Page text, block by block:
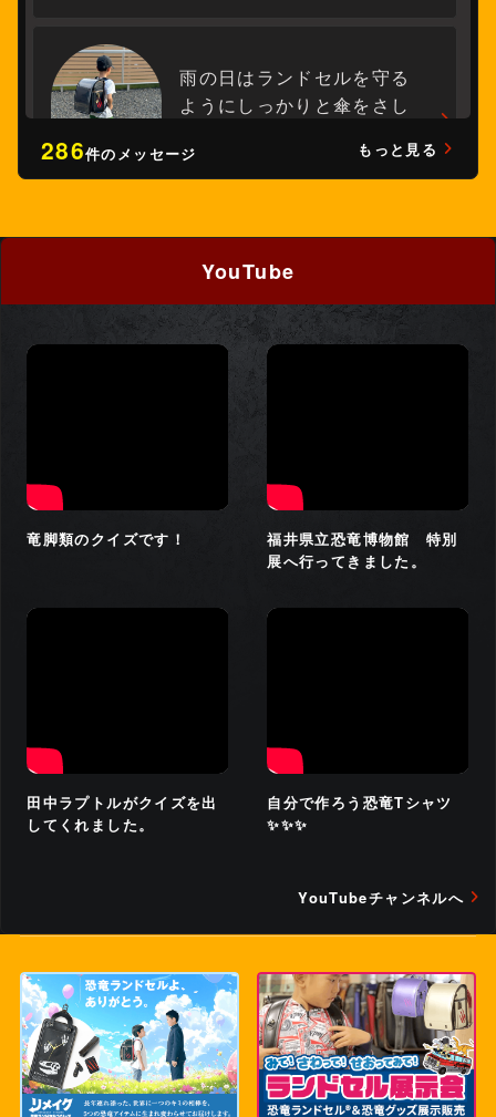
雨の日はランドセルを守る
ようにしっかりと傘をさし
ってくれているようです
せて学校行かなきゃ♪ と、
よく言っています。オーロ
ラが心を掴んで離さないみ
細部まで恐竜好きな息子が
足です
キラプトルの鋲が表に出る
のを楽しみにしています
い立たせてます
不安でいっぱいだったけ
ど、恐竜ランドセルが一緒
だから大丈夫といいながら
登校して行きました
286件のメッセージ もっと見る
YouTube
竜脚類のクイズです！
福井県立恐竜博物館 特別
展へ行ってきました。
田中ラプトルがクイズを出
してくれました。
自分で作ろう恐竜Tシャツ
✨✨✨
YouTubeチャンネルへ